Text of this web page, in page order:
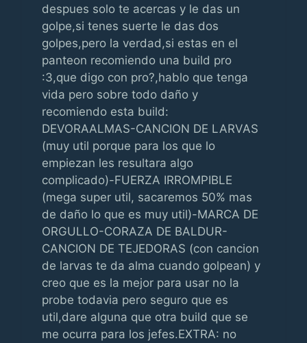
despues solo te acercas y le das un
golpe,si tenes suerte le das dos
golpes,pero la verdad,si estas en el
panteon recomiendo una build pro
:3,que digo con pro?,hablo que tenga
vida pero sobre todo daño y
recomiendo esta build:
DEVORAALMAS-CANCION DE LARVAS
(muy util porque para los que lo
empiezan les resultara algo
complicado)-FUERZA IRROMPIBLE
(mega super util, sacaremos 50% mas
de daño lo que es muy util)-MARCA DE
ORGULLO-CORAZA DE BALDUR-
CANCION DE TEJEDORAS (con cancion
de larvas te da alma cuando golpean) y
creo que es la mejor para usar no la
probe todavia pero seguro que es
util,dare alguna que otra build que se
me ocurra para los jefes.EXTRA: no